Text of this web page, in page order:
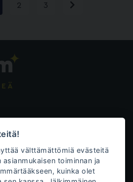
2 3
välttämättömiä evästeitä
toiminnan ja
kuinka olet